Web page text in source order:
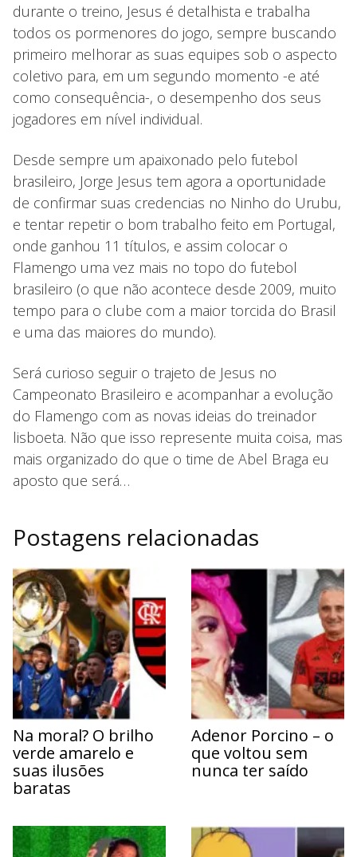
durante o treino, Jesus é detalhista e trabalha
todos os pormenores do jogo, sempre buscando
primeiro melhorar as suas equipes sob o aspecto
coletivo para, em um segundo momento -e até
como consequência-, o desempenho dos seus
jogadores em nível individual.
Desde sempre um apaixonado pelo futebol
brasileiro, Jorge Jesus tem agora a oportunidade
de confirmar suas credencias no Ninho do Urubu,
e tentar repetir o bom trabalho feito em Portugal,
onde ganhou 11 títulos, e assim colocar o
Flamengo uma vez mais no topo do futebol
brasileiro (o que não acontece desde 2009, muito
tempo para o clube com a maior torcida do Brasil
e uma das maiores do mundo).
Será curioso seguir o trajeto de Jesus no
Campeonato Brasileiro e acompanhar a evolução
do Flamengo com as novas ideias do treinador
lisboeta. Não que isso represente muita coisa, mas
mais organizado do que o time de Abel Braga eu
aposto que será…
Postagens relacionadas
Na moral? O brilho
verde amarelo e
suas ilusões
baratas
Adenor Porcino – o
que voltou sem
nunca ter saído